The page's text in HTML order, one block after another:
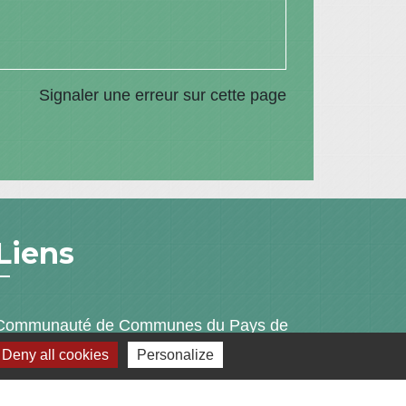
Signaler une erreur sur cette page
de Communes du Pays de
de France Rhône
Deny all cookies Personalize